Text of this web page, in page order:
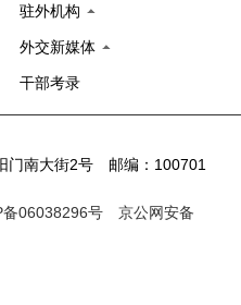
驻外机构
外交新媒体
干部考录
门南大街2号 邮编：100701
备06038296号
京公网安备